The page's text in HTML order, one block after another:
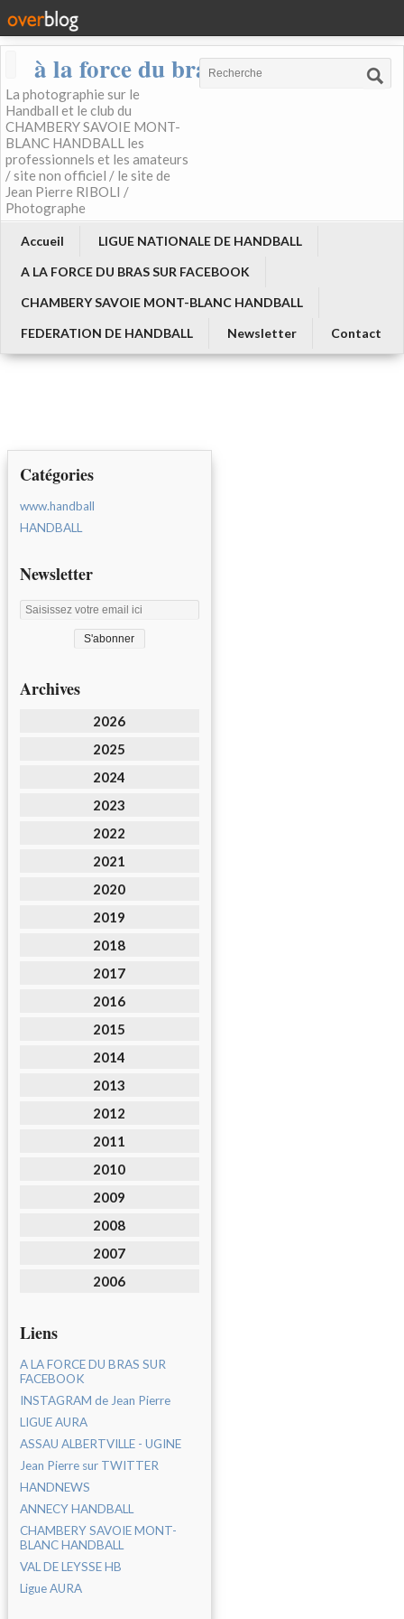
à la force du bras
La photographie sur le
Handball et le club du
CHAMBERY SAVOIE MONT-
BLANC HANDBALL les
professionnels et les amateurs
/ site non officiel / le site de
Jean Pierre RIBOLI /
Photographe
Accueil
LIGUE NATIONALE DE HANDBALL
A LA FORCE DU BRAS SUR FACEBOOK
CHAMBERY SAVOIE MONT-BLANC HANDBALL
FEDERATION DE HANDBALL
Newsletter Contact
Catégories
www.handball
HANDBALL
Newsletter
Archives
2026
2025
2024
2023
2022
2021
2020
2019
2018
2017
2016
2015
2014
2013
2012
2011
2010
2009
2008
2007
2006
Liens
A LA FORCE DU BRAS SUR
FACEBOOK
INSTAGRAM de Jean Pierre
LIGUE AURA
ASSAU ALBERTVILLE - UGINE
Jean Pierre sur TWITTER
HANDNEWS
ANNECY HANDBALL
CHAMBERY SAVOIE MONT-
BLANC HANDBALL
VAL DE LEYSSE HB
Ligue AURA